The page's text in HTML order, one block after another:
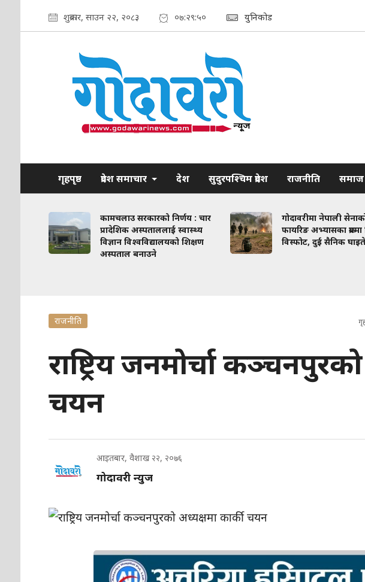
शुक्रबार, साउन २२, २०८३ ०७:२९:५१ युनिकोड
गृहपृष्ठ प्रदेश समाचार देश सुदुरपश्चिम प्रदेश राजनीति समाज
कामचलाउ सरकारको निर्णय : चार
प्रादेशिक अस्पताललाई स्वास्थ्य
विज्ञान विश्वविद्यालयको शिक्षण
अस्पताल बनाउने
गोदावरीमा नेपाली
फायरिङ अभ्यासका क्रममा
विस्फोट, दुई सैनिक घाइते
राजनीति
राष्ट्रिय जनमोर्चा
चयन
आइतबार, वैशाख २२, २०७६
गोदावरी न्युज